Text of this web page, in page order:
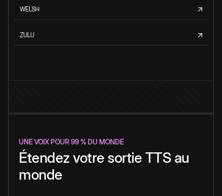
WELSH
ZULU
UNE VOIX POUR 99 % DU MONDE
Étendez votre sortie TTS au
monde